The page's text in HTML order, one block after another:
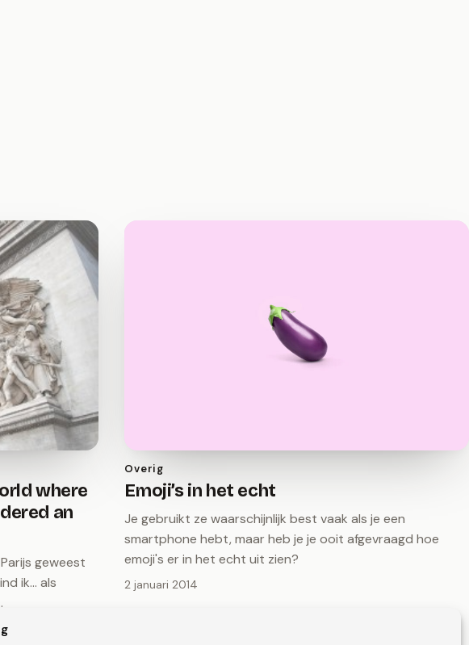
where
an
geweest
ik... als
Overig
Emoji’s in het echt
Je gebruikt ze waarschijnlijk best vaak als je een
smartphone hebt, maar heb je je ooit afgevraagd hoe
emoji's er in het echt uit zien?
2 januari 2014